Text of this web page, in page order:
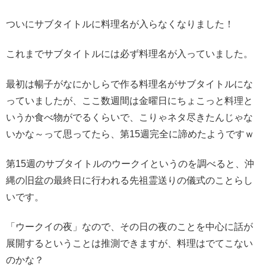
ついにサブタイトルに料理名が入らなくなりました！
これまでサブタイトルには必ず料理名が入っていました。
最初は暢子がなにかしらで作る料理名がサブタイトルにな
っていましたが、ここ数週間は金曜日にちょこっと料理と
いうか食べ物がでるくらいで、こりゃネタ尽きたんじゃな
いかな～って思ってたら、第15週完全に諦めたようですｗ
第15週のサブタイトルのウークイというのを調べると、沖
縄の旧盆の最終日に行われる先祖霊送りの儀式のことらし
いです。
「ウークイの夜」なので、その日の夜のことを中心に話が
展開するということは推測できますが、料理はでてこない
のかな？